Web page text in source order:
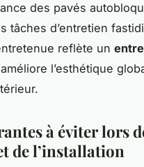
des pavés
tâches d’entretien
reflète un
l’esthétique
à éviter lors
de l’installation